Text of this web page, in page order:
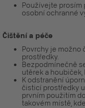
Používejte
osobní ochranné
Čištění a péče
Povrchy je možno
prostředky.
Bezpodmínečně
utěrek a
K odstranění
čisticí prostředky
prvním použitím
takovém místě,